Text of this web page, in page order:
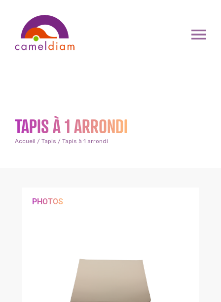
TAPIS À 1 ARRONDI
Accueil / Tapis / Tapis à 1 arrondi
PHOTOS